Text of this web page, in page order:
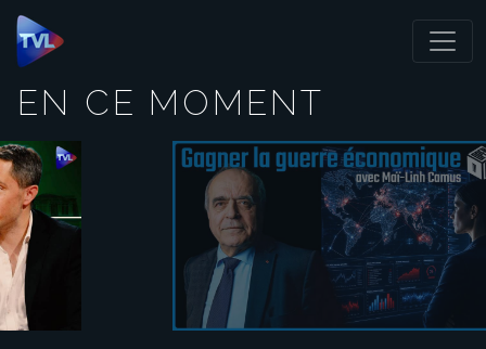
Panneau de gestion des cookies
EN CE MOMENT